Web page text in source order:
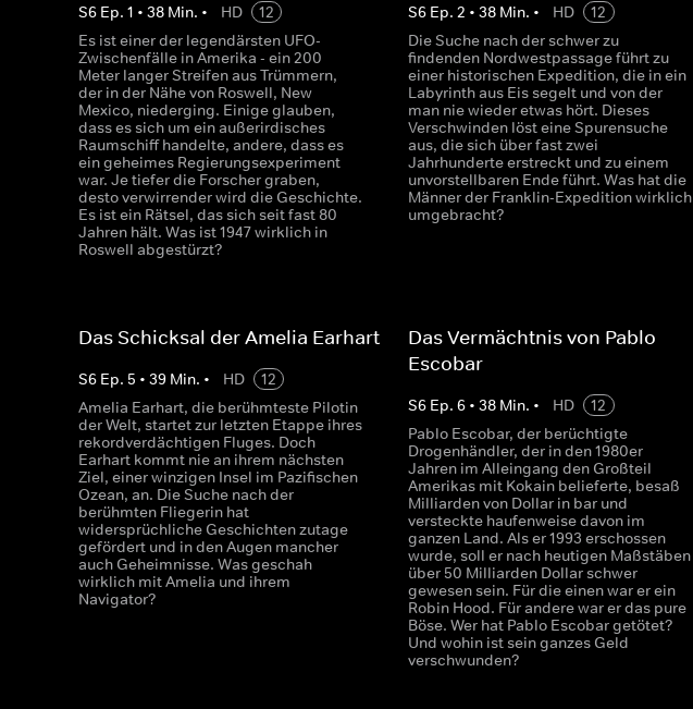
S6 Ep. 1 • 38 Min. • HD
12
Es ist einer der legendärsten UFO-
Zwischenfälle in Amerika - ein 200
Meter langer Streifen aus Trümmern,
der in der Nähe von Roswell, New
Mexico, niederging. Einige glauben,
dass es sich um ein außerirdisches
Raumschiff handelte, andere, dass es
ein geheimes Regierungsexperiment
war. Je tiefer die Forscher graben,
desto verwirrender wird die Geschichte.
Es ist ein Rätsel, das sich seit fast 80
Jahren hält. Was ist 1947 wirklich in
Roswell abgestürzt?
S6 Ep.2 •38 Min. • HD
12
Die Suche nach der schwer zu
findenden Nordwestpassage führt zu
einer historischen Expedition, die in ein
Labyrinth aus Eis segelt und von der
man nie wieder etwas hört. Dieses
Verschwinden löst eine Spurensuche
aus, die sich über fast zwei
Jahrhunderte erstreckt und zu einem
unvorstellbaren Ende führt. Was hat die
Männer der Franklin-Expedition wirklich
umgebracht?
Das Schicksal der Amelia Earhart
S6 Ep. 5 • 39 Min. • HD
12
Amelia Earhart, die berühmteste Pilotin
der Welt, startet zur letzten Etappe ihres
rekordverdächtigen Fluges. Doch
Earhart kommt nie an ihrem nächsten
Ziel, einer winzigen Insel im Pazifischen
Ozean, an. Die Suche nach der
berühmten Fliegerin hat
widersprüchliche Geschichten zutage
gefördert und in den Augen mancher
auch Geheimnisse. Was geschah
wirklich mit Amelia und ihrem
Navigator?
Das Vermächtnis von Pablo
Escobar
S6 Ep.6 •38 Min. • HD
12
Pablo Escobar, der berüchtigte
Drogenhändler, der in den 1980er
Jahren im Alleingang den Großteil
Amerikas mit Kokain belieferte, besaß
Milliarden von Dollar in bar und
versteckte haufenweise davon im
ganzen Land. Als er 1993 erschossen
wurde, soll er nach heutigen Maßstäben
über 50 Milliarden Dollar schwer
gewesen sein. Für die einen war er ein
Robin Hood. Für andere war er das pure
Böse. Wer hat Pablo Escobar getötet?
Und wohin ist sein ganzes Geld
verschwunden?